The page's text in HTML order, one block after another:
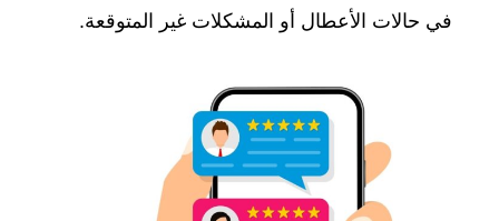
في حالات الأعطال أو المشكلات غير المتوقعة.